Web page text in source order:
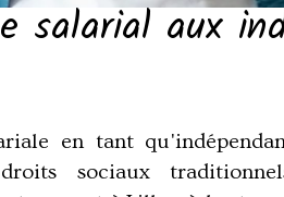
salarial aux
en tant
sociaux